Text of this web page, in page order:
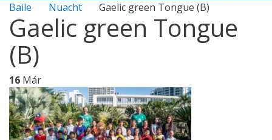
Baile Nuacht Gaelic green Tongue (B)
Gaelic green Tongue
(B)
16 Már